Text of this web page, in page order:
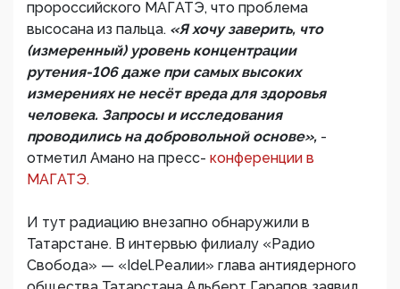
пророссийского МАГАТЭ, что проблема
высосана из пальца. «Я хочу заверить, что
(измеренный) уровень концентрации
рутения-106 даже при самых высоких
измерениях не несёт вреда для здоровья
человека. Запросы и исследования
проводились на добровольной основе», -
отметил Амано на пресс- конференции в
МАГАТЭ.
И тут радиацию внезапно обнаружили в
Татарстане. В интервью филиалу «Радио
Свобода» — «Idel.Реалии» глава антиядерного